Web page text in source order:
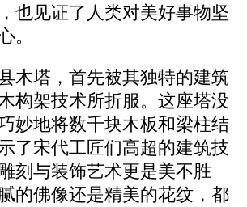
也见证了人类对美好事物坚
。
木塔，首先被其独特的建筑
构架技术所折服。这座塔没
妙地将数千块木板和梁柱结
了宋代工匠们高超的建筑技
刻与装饰艺术更是美不胜
的佛像还是精美的花纹，都